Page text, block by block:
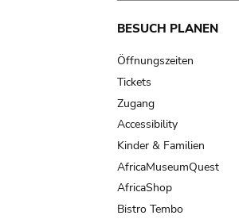
Main
navigation
BESUCH PLANEN
Öffnungszeiten
Tickets
Zugang
Accessibility
Kinder & Familien
AfricaMuseumQuest
AfricaShop
Bistro Tembo